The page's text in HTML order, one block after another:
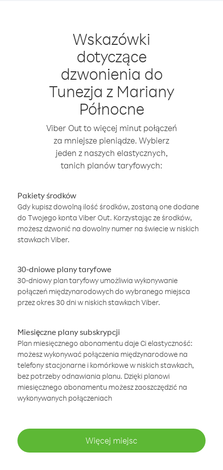
Wskazówki
dotyczące
dzwonienia do
Tunezja z Mariany
Północne
Viber Out to więcej minut połączeń
za mniejsze pieniądze. Wybierz
jeden z naszych elastycznych,
tanich planów taryfowych:
Pakiety środków
Gdy kupisz dowolną ilość środków, zostaną one dodane
do Twojego konta Viber Out. Korzystając ze środków,
możesz dzwonić na dowolny numer na świecie w niskich
stawkach Viber.
30-dniowe plany taryfowe
30-dniowy plan taryfowy umożliwia wykonywanie
połączeń międzynarodowych do wybranego miejsca
przez okres 30 dni w niskich stawkach Viber.
Miesięczne plany subskrypcji
Plan miesięcznego abonamentu daje Ci elastyczność:
możesz wykonywać połączenia międzynarodowe na
telefony stacjonarne i komórkowe w niskich stawkach,
bez potrzeby odnawiania planu. Dzięki planowi
miesięcznego abonamentu możesz zaoszczędzić na
wykonywanych połączeniach
Więcej miejsc